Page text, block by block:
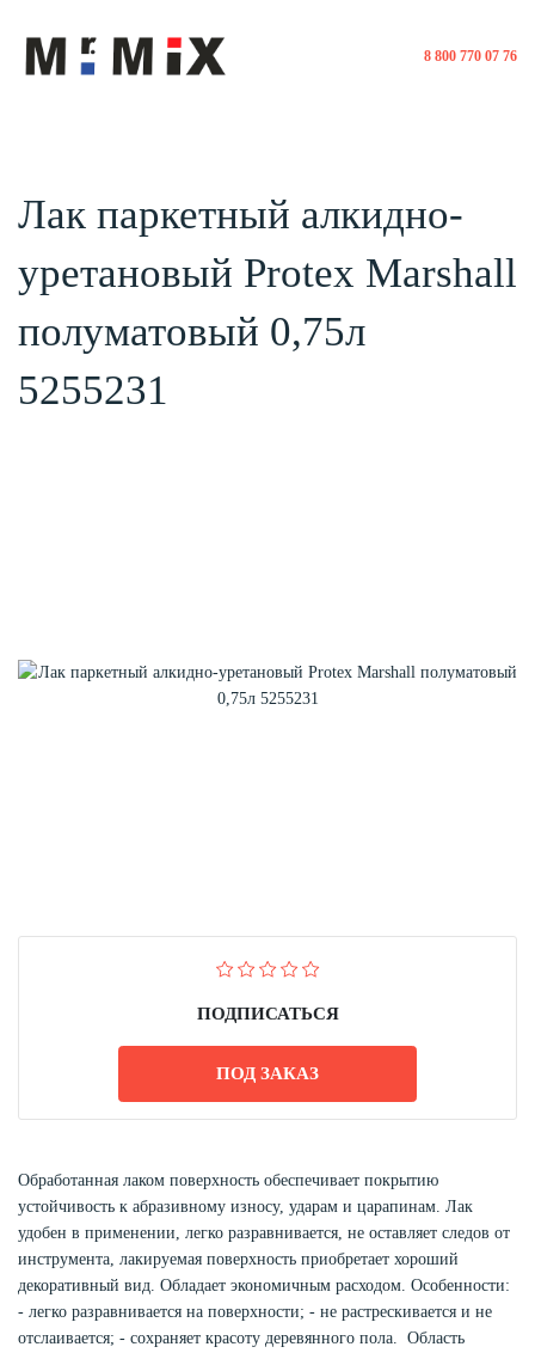
8 800 770 07 76
Лак паркетный алкидно-
уретановый Protex Marshall
полуматовый 0,75л
5255231
ПОДПИСАТЬСЯ
ПОД ЗАКАЗ
Обработанная лаком поверхность обеспечивает покрытию
устойчивость к абразивному износу, ударам и царапинам. Лак
удобен в применении, легко разравнивается, не оставляет следов от
инструмента, лакируемая поверхность приобретает хороший
декоративный вид. Обладает экономичным расходом. Особенности:
- легко разравнивается на поверхности; - не растрескивается и не
отслаивается; - сохраняет красоту деревянного пола. Область